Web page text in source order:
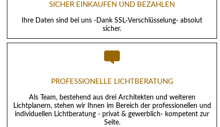
SICHER EINKAUFEN UND BEZAHLEN
Ihre Daten sind bei uns -Dank SSL-Verschlüsselung- absolut
sicher.
PROFESSIONELLE LICHTBERATUNG
Als Team, bestehend aus drei Architekten und weiteren
Lichtplanern, stehen wir Ihnen im Bereich der professionellen und
individuellen Lichtberatung - privat & gewerblich- kompetent zur
Seite.